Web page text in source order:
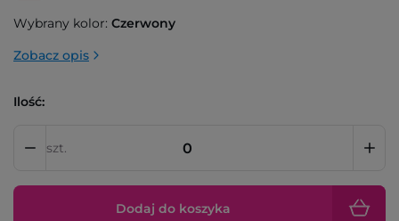
Wybrany kolor: Czerwony
Zobacz opis
Ilość:
szt.
Dodaj do koszyka